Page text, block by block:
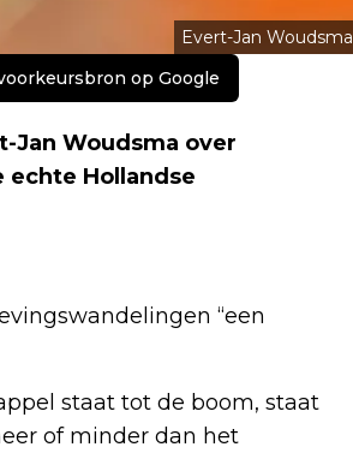
Evert-Jan Woudsma
op Google
Jan Woudsma over
Hollandse
“een
staat tot de boom, staat
of minder dan het